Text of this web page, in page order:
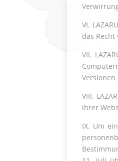
VI.
das
VII.
VIII.
ihrer
IX. Um